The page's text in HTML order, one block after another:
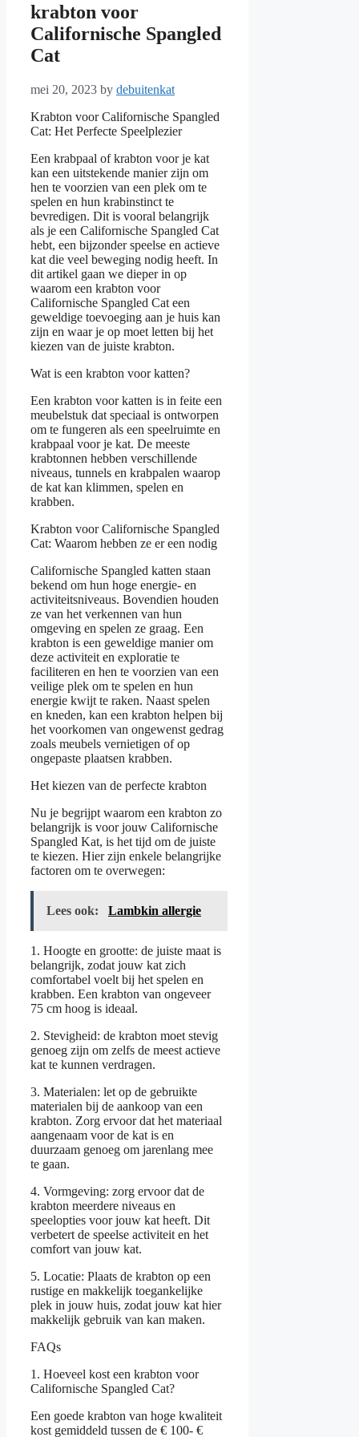
krabton voor
Californische Spangled
Cat
mei 20, 2023 by debuitenkat
Krabton voor Californische Spangled
Cat: Het Perfecte Speelplezier
Een krabpaal of krabton voor je kat
kan een uitstekende manier zijn om
hen te voorzien van een plek om te
spelen en hun krabinstinct te
bevredigen. Dit is vooral belangrijk
als je een Californische Spangled Cat
hebt, een bijzonder speelse en actieve
kat die veel beweging nodig heeft. In
dit artikel gaan we dieper in op
waarom een krabton voor
Californische Spangled Cat een
geweldige toevoeging aan je huis kan
zijn en waar je op moet letten bij het
kiezen van de juiste krabton.
Wat is een krabton voor katten?
Een krabton voor katten is in feite een
meubelstuk dat speciaal is ontworpen
om te fungeren als een speelruimte en
krabpaal voor je kat. De meeste
krabtonnen hebben verschillende
niveaus, tunnels en krabpalen waarop
de kat kan klimmen, spelen en
krabben.
Krabton voor Californische Spangled
Cat: Waarom hebben ze er een nodig
Californische Spangled katten staan
bekend om hun hoge energie- en
activiteitsniveaus. Bovendien houden
ze van het verkennen van hun
omgeving en spelen ze graag. Een
krabton is een geweldige manier om
deze activiteit en exploratie te
faciliteren en hen te voorzien van een
veilige plek om te spelen en hun
energie kwijt te raken. Naast spelen
en kneden, kan een krabton helpen bij
het voorkomen van ongewenst gedrag
zoals meubels vernietigen of op
ongepaste plaatsen krabben.
Het kiezen van de perfecte krabton
Nu je begrijpt waarom een krabton zo
belangrijk is voor jouw Californische
Spangled Kat, is het tijd om de juiste
te kiezen. Hier zijn enkele belangrijke
factoren om te overwegen:
Lees ook: Lambkin allergie
1. Hoogte en grootte: de juiste maat is
belangrijk, zodat jouw kat zich
comfortabel voelt bij het spelen en
krabben. Een krabton van ongeveer
75 cm hoog is ideaal.
2. Stevigheid: de krabton moet stevig
genoeg zijn om zelfs de meest actieve
kat te kunnen verdragen.
3. Materialen: let op de gebruikte
materialen bij de aankoop van een
krabton. Zorg ervoor dat het materiaal
aangenaam voor de kat is en
duurzaam genoeg om jarenlang mee
te gaan.
4. Vormgeving: zorg ervoor dat de
krabton meerdere niveaus en
speelopties voor jouw kat heeft. Dit
verbetert de speelse activiteit en het
comfort van jouw kat.
5. Locatie: Plaats de krabton op een
rustige en makkelijk toegankelijke
plek in jouw huis, zodat jouw kat hier
makkelijk gebruik van kan maken.
FAQs
1. Hoeveel kost een krabton voor
Californische Spangled Cat?
Een goede krabton van hoge kwaliteit
kost gemiddeld tussen de € 100- €